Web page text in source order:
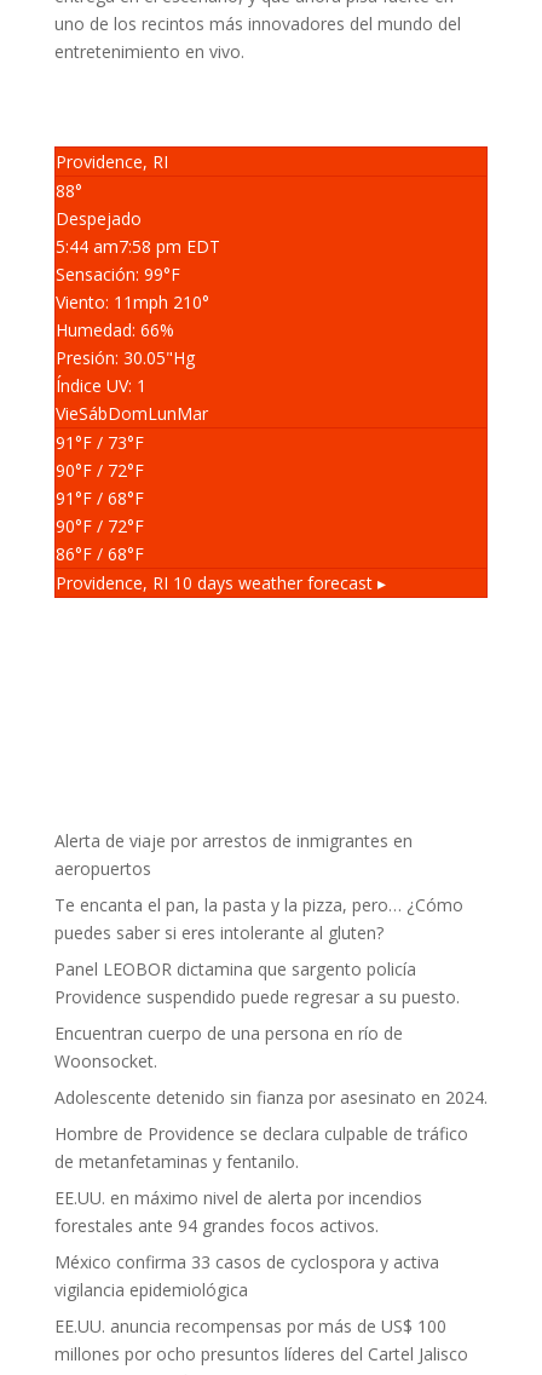
uno de los recintos más innovadores del mundo del
entretenimiento en vivo.
Providence, RI
88°
Despejado
5:44 am7:58 pm EDT
Sensación: 99°F
Viento: 11mph 210°
Humedad: 66%
Presión: 30.05"Hg
Índice UV: 1
VieSábDomLunMar
91°F/ 73°F
90°F/ 72°F
91°F/ 68°F
90°F/ 72°F
86°F/ 68°F
Providence, RI 10 days weather forecast ▸
Alerta de viaje por arrestos de inmigrantes en
aeropuertos
Te encanta el pan, la pasta y la pizza, pero… ¿Cómo
puedes saber si eres intolerante al gluten?
Panel LEOBOR dictamina que sargento policía
Providence suspendido puede regresar a su puesto.
Encuentran cuerpo de una persona en río de
Woonsocket.
Adolescente detenido sin fianza por asesinato en 2024.
Hombre de Providence se declara culpable de tráfico
de metanfetaminas y fentanilo.
EE.UU. en máximo nivel de alerta por incendios
forestales ante 94 grandes focos activos.
México confirma 33 casos de cyclospora y activa
vigilancia epidemiológica
EE.UU. anuncia recompensas por más de US$ 100
millones por ocho presuntos líderes del Cartel Jalisco